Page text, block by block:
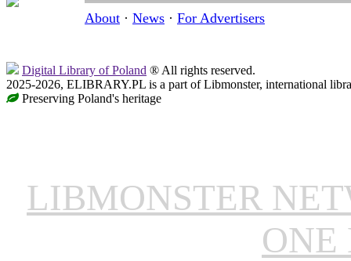
About · News · For Advertisers
Digital Library of Poland ® All rights reserved.
2025-2026, ELIBRARY.PL is a part of Libmonster, international
Preserving Poland's heritage
LIBMONSTER
ONE